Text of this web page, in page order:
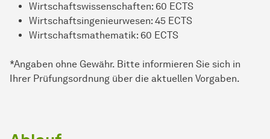
Wirtschaftswissenschaften: 60 ECTS
Wirtschaftsingenieurwesen: 45 ECTS
Wirtschaftsmathematik: 60 ECTS
*Angaben ohne Gewähr. Bitte informieren Sie sich in
Ihrer Prüfungsordnung über die aktuellen Vorgaben.